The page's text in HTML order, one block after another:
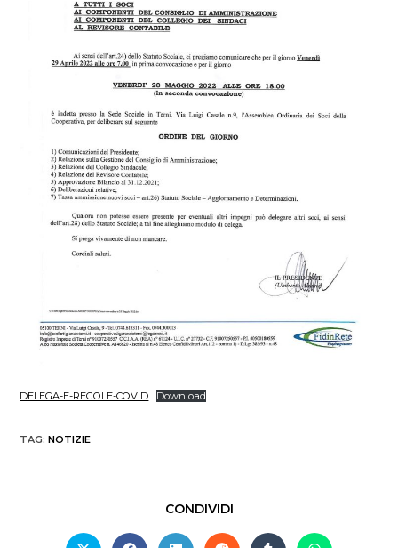
DELEGA-E-REGOLE-COVID Download
TAG:NOTIZIE
CONDIVIDI